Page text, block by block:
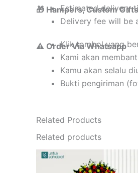
🎁 Hampers, Custom
Estimated delivery
Delivery fee will be
⚠️ Order Via Whatsapp
Klik tombol yang
Kami akan
Kamu akan selalu
Bukti pengiriman
Related Products
Related products